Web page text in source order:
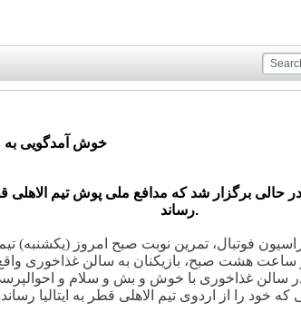
خوش آمدگویی به
حالی برگزار شد که مدافع ملی پوش تیم الاهلی
رساند.
فوتبال، تمرین نوبت صبح امروز (یکشنبه)
ساعت هشت صبح، بازیکنان به سالن غذاخوری
سالن غذاخوری با خوش و بش و سلام و احوالپرسی